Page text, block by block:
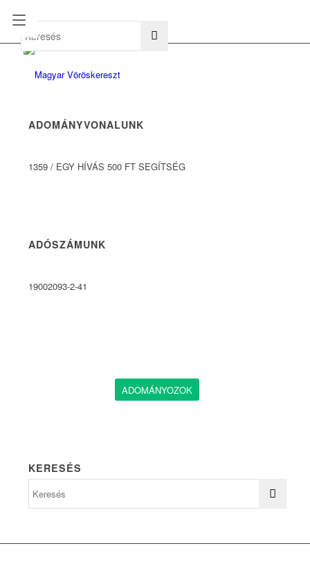
ADOMÁNYVONALUNK
1359 / EGY HÍVÁS 500 FT SEGÍTSÉG
ADÓSZÁMUNK
19002093-2-41
ADOMÁNYOZOK
KERESÉS